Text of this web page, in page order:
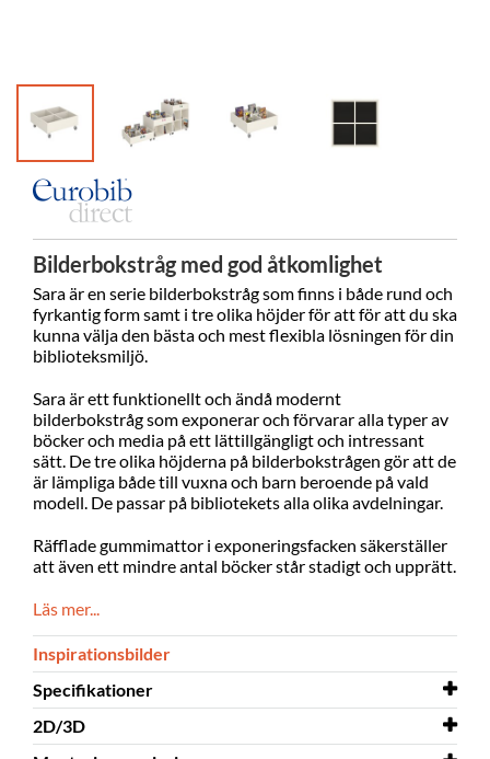
Bilderbokstråg med god åtkomlighet
Sara är en serie bilderbokstråg som finns i både rund och
fyrkantig form samt i tre olika höjder för att för att du ska
kunna välja den bästa och mest flexibla lösningen för din
biblioteksmiljö.
Sara är ett funktionellt och ändå modernt
bilderbokstråg som exponerar och förvarar alla typer av
böcker och media på ett lättillgängligt och intressant
sätt. De tre olika höjderna på bilderbokstrågen gör att de
är lämpliga både till vuxna och barn beroende på vald
modell. De passar på bibliotekets alla olika avdelningar.
Räfflade gummimattor i exponeringsfacken säkerställer
att även ett mindre antal böcker står stadigt och upprätt.
Läs mer...
Inspirationsbilder
Specifikationer
Bredd
2D/3D